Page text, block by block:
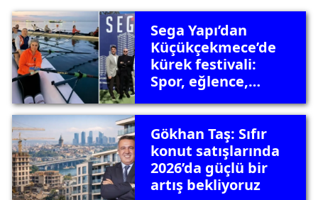
Sega Yapı’dan
Küçükçekmece’de
kürek festivali:
Spor, eğlence,
Gökhan Taş: Sıfır
konut satışlarında
2026’da güçlü bir
artış bekliyoruz